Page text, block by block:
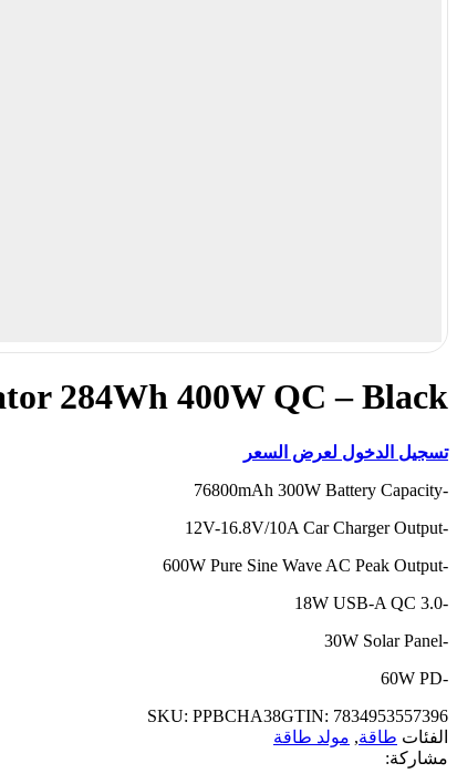
284Wh 400W QC – Black
تسجيل الدخول لعرض السعر
-76800mAh 300W Battery Capacity
-12V-16.8V/10A Car Charger Output
-600W Pure Sine Wave AC Peak Output
-18W USB-A QC 3.0
-30W Solar Panel
-60W PD
SKU: PPBCHA38GTIN: 7834953557396
الفئات طاقة, مولد طاقة
مشاركة: